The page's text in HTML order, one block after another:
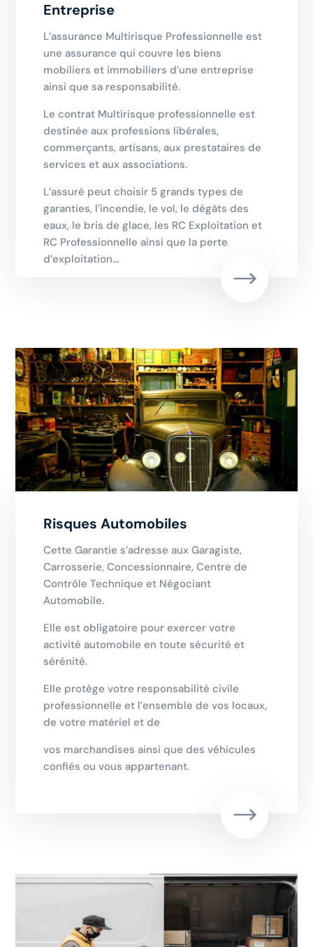
Entreprise
L’assurance Multirisque Professionnelle est
une assurance qui couvre les biens
mobiliers et immobiliers d’une entreprise
ainsi que sa responsabilité.
Le contrat Multirisque professionnelle est
destinée aux professions libérales,
commerçants, artisans, aux prestataires de
services et aux associations.
L’assuré peut choisir 5 grands types de
garanties, l’incendie, le vol, le dégâts des
eaux, le bris de glace, les RC Exploitation et
RC Professionnelle ainsi que la perte
d’exploitation…
Risques Automobiles
Cette Garantie s’adresse aux Garagiste,
Carrosserie, Concessionnaire, Centre de
Contrôle Technique et Négociant
Automobile.
Elle est obligatoire pour exercer votre
activité automobile en toute sécurité et
sérénité.
Elle protège votre responsabilité civile
professionnelle et l’ensemble de vos locaux,
de votre matériel et de
vos marchandises ainsi que des véhicules
confiés ou vous appartenant.